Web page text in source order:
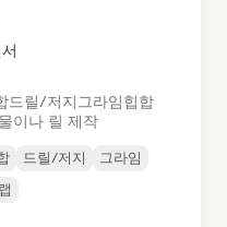
드릴/저지 그라임힙합
이나 릴 제작
드릴/저지
그라임